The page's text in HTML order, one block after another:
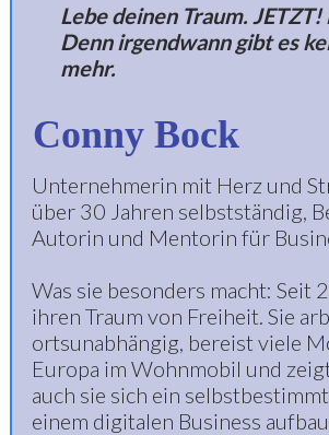
Lebe deinen Traum.
Denn irgendwann gibt es
mehr.
Conny Bock
Unternehmerin mit Herz und
über 30 Jahren selbstständig,
Autorin und Mentorin für
Was sie besonders macht: Seit
ihren Traum von Freiheit. Sie
ortsunabhängig, bereist viele
Europa im Wohnmobil und
auch sie sich ein
einem digitalen Business